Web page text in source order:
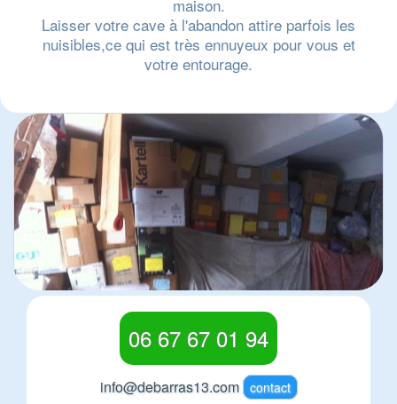
maison.
Laisser votre cave à l'abandon attire parfois les
nuisibles,ce qui est très ennuyeux pour vous et
votre entourage.
06 67 67 01 94
info@debarras13.com contact